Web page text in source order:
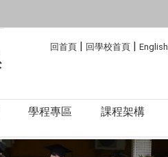
回首頁 | 回學校首頁 | English
學程專區 課程架構